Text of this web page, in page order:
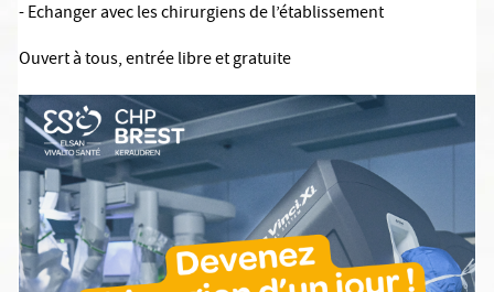
- Echanger avec les chirurgiens de l’établissement
Ouvert à tous, entrée libre et gratuite